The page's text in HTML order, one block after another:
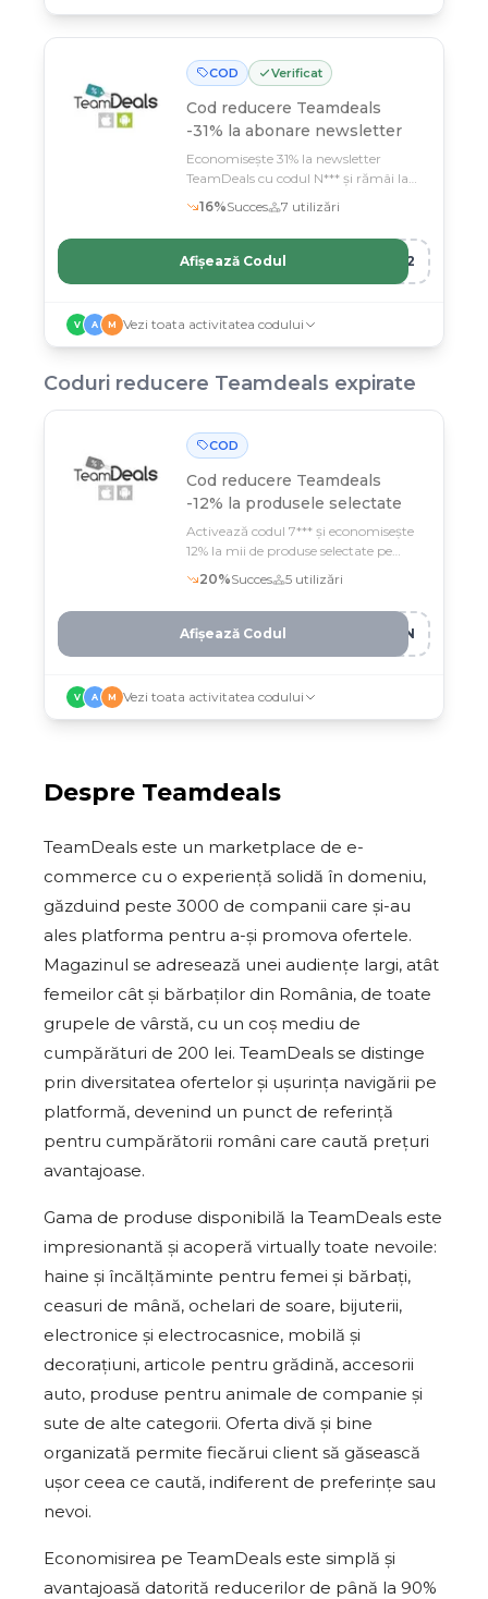
COD Verificat
Cod reducere Teamdeals
-31% la abonare newsletter
Economisește 31% la newsletter
TeamDeals cu codul N*** și rămâi la
curent cu cele mai bune oferte
16%Succes 7 utilizări
R12
Afișează Codul
V A M Vezi toata activitatea codului
Coduri reducere Teamdeals expirate
COD
Cod reducere Teamdeals
-12% la produsele selectate
Activează codul 7*** și economisește
12% la mii de produse selectate pe
Teamdeals
20%Succes 5 utilizări
Z9N
Afișează Codul
V A M Vezi toata activitatea codului
Despre Teamdeals
TeamDeals este un marketplace de e-
commerce cu o experiență solidă în domeniu,
găzduind peste 3000 de companii care și-au
ales platforma pentru a-și promova ofertele.
Magazinul se adresează unei audiențe largi, atât
femeilor cât și bărbaților din România, de toate
grupele de vârstă, cu un coș mediu de
cumpărături de 200 lei. TeamDeals se distinge
prin diversitatea ofertelor și ușurința navigării pe
platformă, devenind un punct de referință
pentru cumpărătorii români care caută prețuri
avantajoase.
Gama de produse disponibilă la TeamDeals este
impresionantă și acoperă virtually toate nevoile:
haine și încălțăminte pentru femei și bărbați,
ceasuri de mână, ochelari de soare, bijuterii,
electronice și electrocasnice, mobilă și
decorațiuni, articole pentru grădină, accesorii
auto, produse pentru animale de companie și
sute de alte categorii. Oferta divă și bine
organizată permite fiecărui client să găsească
ușor ceea ce caută, indiferent de preferințe sau
nevoi.
Economisirea pe TeamDeals este simplă și
avantajoasă datorită reducerilor de până la 90%